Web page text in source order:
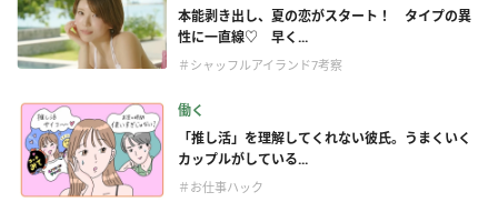
本能剥き出し、夏の恋がスタート！ タイプの異
性に一直線♡ 早く...
＃シャッフルアイランド7考察
働く
「推し活」を理解してくれない彼氏。うまくいく
カップルがしている...
＃お仕事ハック